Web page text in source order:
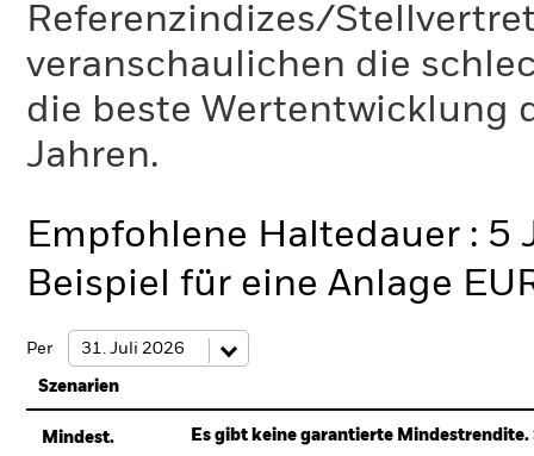
Referenzindizes/
veranschaulichen die
die beste Wertentwicklung
Jahren.
Empfohlene Haltedauer : 5
Beispiel für eine Anlage
Per
Szenarien
Mindest. Es gibt keine garantierte